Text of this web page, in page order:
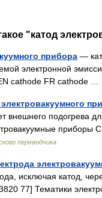
"катод
прибора —
электронной
cathode FR cathode …
внешнего подогрева
приборы
переводчика
исключая катод,
77] Тематики